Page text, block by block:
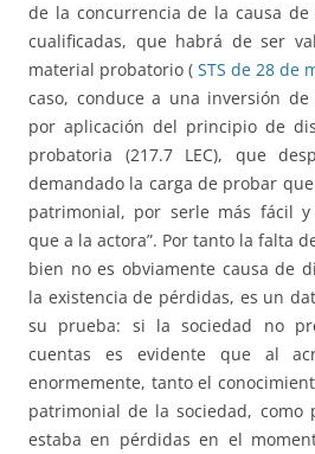
de la concurrencia de la causa
cualificadas, que habrá de ser
material probatorio ( STS de 28 de
caso, conduce a una inversión
por aplicación del principio de
probatoria (217.7 LEC), que
demandado la carga de probar
patrimonial, por serle más fácil
que a la actora”. Por tanto la falta
bien no es obviamente causa de
la existencia de pérdidas, es un
su prueba: si la sociedad no
cuentas es evidente que al
enormemente, tanto el
patrimonial de la sociedad, como
estaba en pérdidas en el